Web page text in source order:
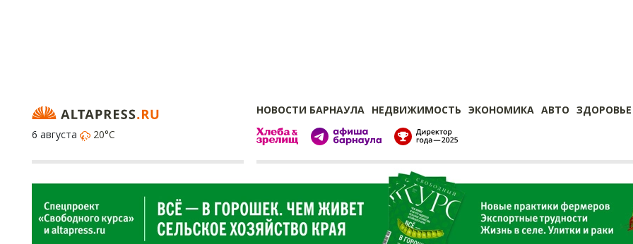
НОВОСТИ БАРНАУЛА НЕДВИЖИМОСТЬ ЭКОНОМИКА АВТО ЗДОРОВЬЕ
6 августа
20°C